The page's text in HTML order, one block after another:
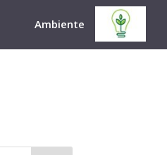
Ambiente